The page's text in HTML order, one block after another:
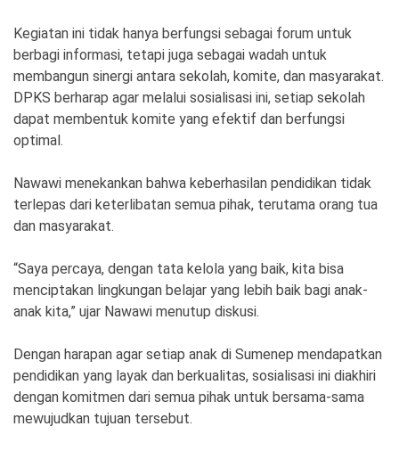
Kegiatan ini tidak hanya berfungsi sebagai forum untuk
berbagi informasi, tetapi juga sebagai wadah untuk
membangun sinergi antara sekolah, komite, dan masyarakat.
DPKS berharap agar melalui sosialisasi ini, setiap sekolah
dapat membentuk komite yang efektif dan berfungsi
optimal.
Nawawi menekankan bahwa keberhasilan pendidikan tidak
terlepas dari keterlibatan semua pihak, terutama orang tua
dan masyarakat.
“Saya percaya, dengan tata kelola yang baik, kita bisa
menciptakan lingkungan belajar yang lebih baik bagi anak-
anak kita,” ujar Nawawi menutup diskusi.
Dengan harapan agar setiap anak di Sumenep mendapatkan
pendidikan yang layak dan berkualitas, sosialisasi ini diakhiri
dengan komitmen dari semua pihak untuk bersama-sama
mewujudkan tujuan tersebut.